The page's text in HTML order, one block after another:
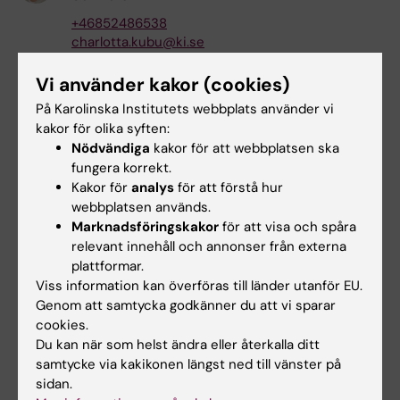
+46852486538
charlotta.kubu@ki.se
Fredrik Langell
Controller
+46852486889
fredrik.langell@ki.se
Elin Leandersson
Controller
+46852483256
elin.leandersson@ki.se
Natalie Thylander
Ekonom
+46852486742
natalie.thylander@ki.se
Jeanette Tärnström
Vi använder kakor (cookies)
På Karolinska Institutets webbplats använder vi
kakor för olika syften:
Nödvändiga kakor för att webbplatsen ska
fungera korrekt.
Kakor för analys för att förstå hur
webbplatsen används.
Marknadsföringskakor för att visa och spåra
relevant innehåll och annonser från externa
plattformar.
Viss information kan överföras till länder utanför EU.
Genom att samtycka godkänner du att vi sparar
cookies.
Du kan när som helst ändra eller återkalla ditt
samtycke via kakikonen längst ned till vänster på
sidan.